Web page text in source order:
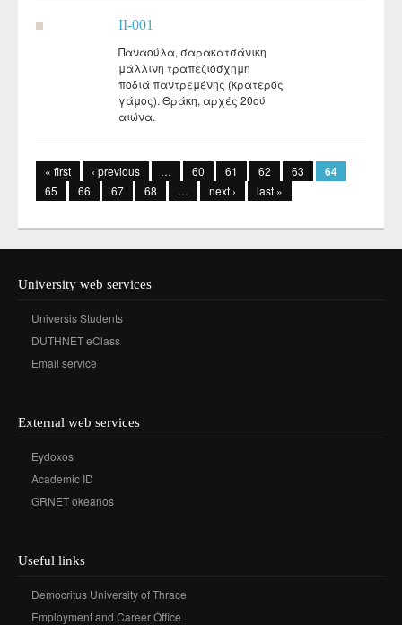
II-001
Παναούλα, σαρακατσάνικη
μάλλινη τραπεζιόσχημη
ποδιά παντρεμένης (κρατερός
γάμος). Θράκη, αρχές 20ού
αιώνα.
« first ‹ previous … 60 61 62 63 64
65 66 67 68 … next › last »
University web services
Universis Students
DUTHNET eClass
Email service
External web services
Eydoxos
Academic ID
GRNET okeanos
Useful links
Democritus University of Thrace
Employment and Career Office